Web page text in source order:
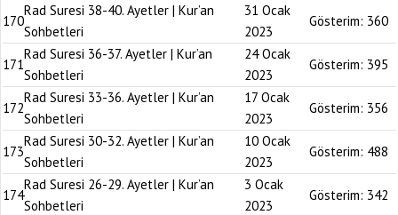
170
Rad Suresi 38-40. Ayetler | Kur’an
Sohbetleri
31 Ocak
2023
Gösterim: 360
171
Rad Suresi 36-37. Ayetler | Kur’an
Sohbetleri
24 Ocak
2023
Gösterim: 395
172
Rad Suresi 33-36. Ayetler | Kur’an
Sohbetleri
17 Ocak
2023
Gösterim: 356
173
Rad Suresi 30-32. Ayetler | Kur’an
Sohbetleri
10 Ocak
2023
Gösterim: 488
174
Rad Suresi 26-29. Ayetler | Kur’an
Sohbetleri
3 Ocak
2023
Gösterim: 342